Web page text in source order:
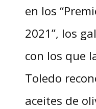
en los
2021”, los
con los que
Toledo
aceites de